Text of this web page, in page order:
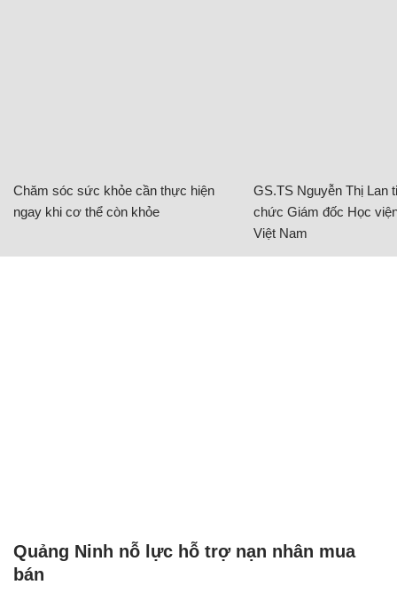
Chăm sóc sức khỏe cần thực hiện
ngay khi cơ thể còn khỏe
GS.TS Nguyễn Thị Lan
chức Giám đốc Học
Việt Nam
Quảng Ninh nỗ lực hỗ trợ nạn nhân mua
bán